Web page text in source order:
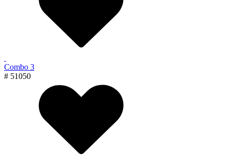
Combo 3
# 51050